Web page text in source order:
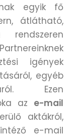
egyik fő
átlátható,
igények
egyéb
Ezen
az e-mail
aktákról,
e-mail